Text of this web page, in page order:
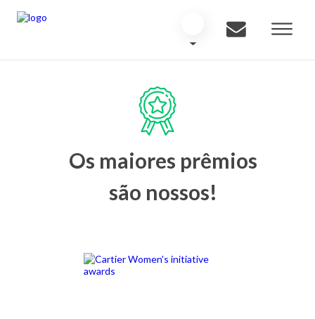
Os maiores prêmios
são nossos!